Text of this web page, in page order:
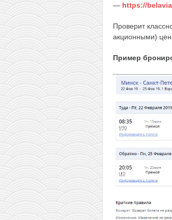
— https://
Проверит
акционными)
Пример